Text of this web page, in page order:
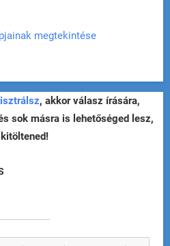
megtekintése
, akkor válasz írására,
sok másra is lehetőséged lesz,